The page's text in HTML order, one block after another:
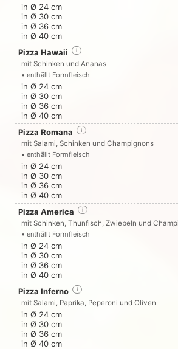
in Ø 24 cm
in Ø 30 cm
in Ø 36 cm
in Ø 40 cm
Pizza Hawaii
i
mit Schinken und Ananas
• enthällt Formfleisch
in Ø 24 cm
in Ø 30 cm
in Ø 36 cm
in Ø 40 cm
Pizza Romana
i
mit Salami, Schinken und Champignons
• enthällt Formfleisch
in Ø 24 cm
in Ø 30 cm
in Ø 36 cm
in Ø 40 cm
Pizza America
i
mit Schinken, Thunfisch, Zwiebeln und
• enthällt Formfleisch
in Ø 24 cm
in Ø 30 cm
in Ø 36 cm
in Ø 40 cm
Pizza Inferno
i
mit Salami, Paprika, Peperoni und Oliven
in Ø 24 cm
in Ø 30 cm
in Ø 36 cm
in Ø 40 cm